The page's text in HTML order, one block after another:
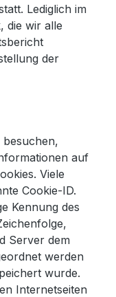
Lediglich im
die wir alle
der
besuchen,
auf
Viele
Cookie-ID.
Kennung des
Server dem
werden
wurde.
Internetseiten